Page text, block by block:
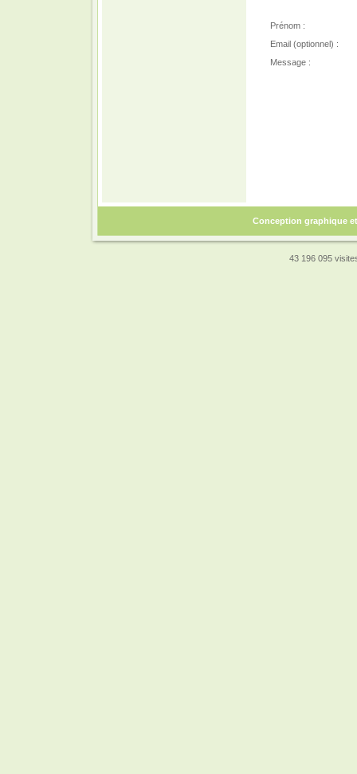
Prénom :
Email (optionnel) :
Message :
Conception graphique
43 196 095